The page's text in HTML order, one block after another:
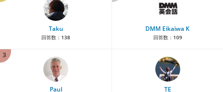
Taku
回答数： 138
DMM Eikaiwa K
回答数： 109
3
Paul TE